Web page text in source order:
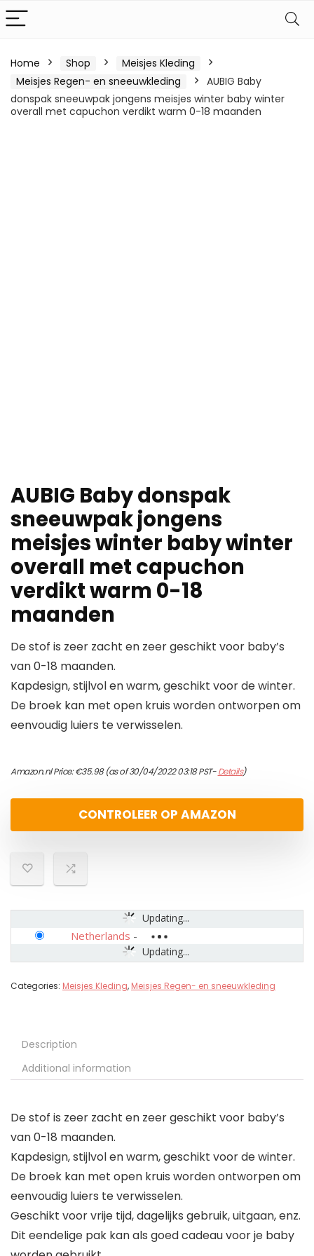
Home Shop
Meisjes Kleding
Meisjes Regen- en sneeuwkleding
AUBIG Baby
donspak sneeuwpak jongens meisjes winter baby winter
overall met capuchon verdikt warm 0-18 maanden
AUBIG Baby donspak
sneeuwpak jongens
meisjes winter baby winter
overall met capuchon
verdikt warm 0-18
maanden
De stof is zeer zacht en zeer geschikt voor baby’s
van 0-18 maanden.
Kapdesign, stijlvol en warm, geschikt voor de winter.
De broek kan met open kruis worden ontworpen om
eenvoudig luiers te verwisselen.
Amazon.nl Price:€35.98(as of 30/04/2022 03:18 PST-Details)
CONTROLEER OP AMAZON
Updating...
Updating...
Netherlands -
Categories: Meisjes Kleding, Meisjes Regen- en sneeuwkleding
Description
Additional information
De stof is zeer zacht en zeer geschikt voor baby’s
van 0-18 maanden.
Kapdesign, stijlvol en warm, geschikt voor de winter.
De broek kan met open kruis worden ontworpen om
eenvoudig luiers te verwisselen.
Geschikt voor vrije tijd, dagelijks gebruik, uitgaan, enz.
Dit eendelige pak kan als goed cadeau voor je baby